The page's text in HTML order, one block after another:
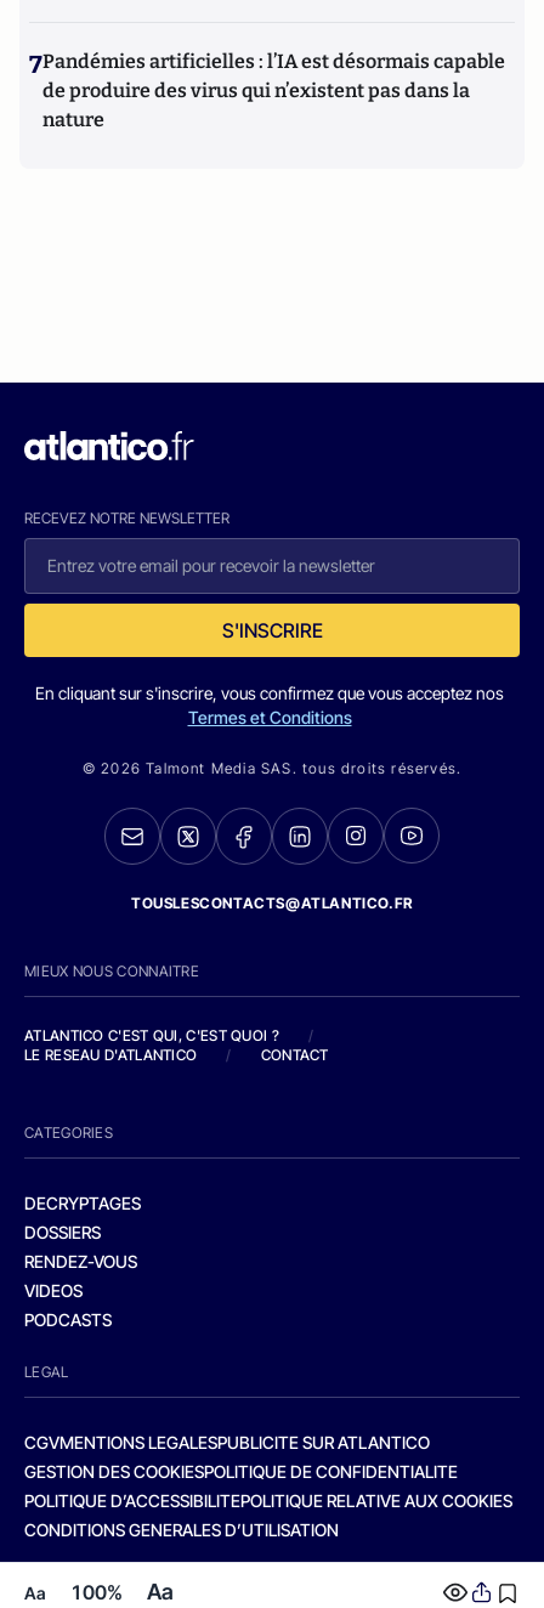
Aa 100% Aa
7Pandémies artificielles : l’IA est désormais capable
de produire des virus qui n’existent pas dans la
nature
RECEVEZ NOTRE NEWSLETTER
S'INSCRIRE
En cliquant sur s'inscrire, vous confirmez que vous acceptez nos
Termes et Conditions
© 2026 Talmont Media SAS. tous droits réservés.
TOUSLESCONTACTS@ATLANTICO.FR
MIEUX NOUS CONNAITRE
ATLANTICO C'EST QUI, C'EST QUOI ?
/
LE RESEAU D'ATLANTICO
/ CONTACT
CATEGORIES
DECRYPTAGES
DOSSIERS
RENDEZ-VOUS
VIDEOS
PODCASTS
LEGAL
CGVMENTIONS LEGALESPUBLICITE SUR ATLANTICO
GESTION DES COOKIESPOLITIQUE DE CONFIDENTIALITE
POLITIQUE D’ACCESSIBILITEPOLITIQUE RELATIVE AUX COOKIES
CONDITIONS GENERALES D’UTILISATION